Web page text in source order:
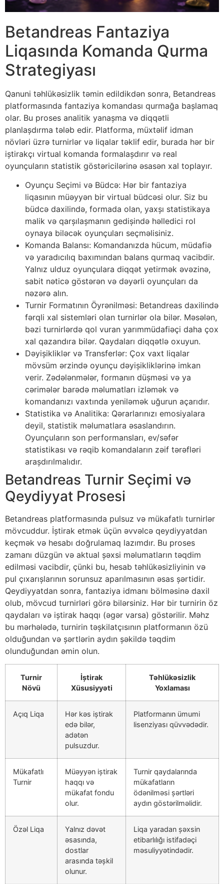
Betandreas Fantaziya
Liqasında Komanda Qurma
Strategiyası
Qanuni təhlükəsizlik təmin edildikdən sonra, Betandreas
platformasında fantaziya komandası qurmağa başlamaq
olar. Bu proses analitik yanaşma və diqqətli
planlaşdırma tələb edir. Platforma, müxtəlif idman
növləri üzrə turnirlər və liqalar təklif edir, burada hər bir
iştirakçı virtual komanda formalaşdırır və real
oyunçuların statistik göstəricilərinə əsasən xal toplayır.
Oyunçu Seçimi və Büdcə: Hər bir fantaziya
liqasının müəyyən bir virtual büdcəsi olur. Siz bu
büdcə daxilində, formada olan, yaxşı statistikaya
malik və qarşılaşmanın gedişində həlledici rol
oynaya biləcək oyunçuları seçməlisiniz.
Komanda Balansı: Komandanızda hücum, müdafiə
və yaradıcılıq baxımından balans qurmaq vacibdir.
Yalnız ulduz oyunçulara diqqət yetirmək əvəzinə,
sabit nəticə göstərən və dəyərli oyunçuları da
nəzərə alın.
Turnir Formatının Öyrənilməsi: Betandreas daxilində
fərqli xal sistemləri olan turnirlər ola bilər. Məsələn,
bəzi turnirlərdə qol vuran yarımmüdafiəçi daha çox
xal qazandıra bilər. Qaydaları diqqətlə oxuyun.
Dəyişikliklər və Transferlər: Çox vaxt liqalar
mövsüm ərzində oyunçu dəyişikliklərinə imkan
verir. Zədələnmələr, formanın düşməsi və ya
cərimələr barədə məlumatları izləmək və
komandanızı vaxtında yeniləmək uğurun açarıdır.
Statistika və Analitika: Qərarlarınızı emosiyalara
deyil, statistik məlumatlara əsaslandırın.
Oyunçuların son performansları, ev/səfər
statistikası və rəqib komandaların zəif tərəfləri
araşdırılmalıdır.
Betandreas Turnir Seçimi və
Qeydiyyat Prosesi
Betandreas platformasında pulsuz və mükafatlı turnirlər
mövcuddur. İştirak etmək üçün əvvəlcə qeydiyyatdan
keçmək və hesabı doğrulamaq lazımdır. Bu proses
zamanı düzgün və aktual şəxsi məlumatların təqdim
edilməsi vacibdir, çünki bu, hesab təhlükəsizliyinin və
pul çıxarışlarının sorunsuz aparılmasının əsas şərtidir.
Qeydiyyatdan sonra, fantaziya idmanı bölməsinə daxil
olub, mövcud turnirləri görə bilərsiniz. Hər bir turnirin öz
qaydaları və iştirak haqqı (əgər varsa) göstərilir. Məhz
bu mərhələdə, turnirin təşkilatçısının platformanın özü
olduğundan və şərtlərin aydın şəkildə təqdim
olunduğundan əmin olun.
Turnir
Növü
İştirak
Xüsusiyyəti
Təhlükəsizlik
Yoxlaması
Açıq Liqa
Hər kəs iştirak
edə bilər,
adətən
pulsuzdur.
Platformanın ümumi
lisenziyası qüvvədədir.
Mükafatlı
Turnir
Müəyyən iştirak
haqqı və
mükafat fondu
olur.
Turnir qaydalarında
mükafatların
ödənilməsi şərtləri
aydın göstərilməlidir.
Özəl Liqa
Yalnız dəvət
əsasında,
dostlar
arasında təşkil
olunur.
Liqa yaradan şəxsin
etibarlılığı istifadəçi
məsuliyyətindədir.